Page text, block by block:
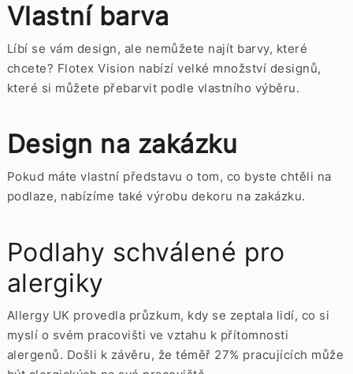
Vlastní barva
Líbí se vám design, ale nemůžete najít barvy, které
chcete? Flotex Vision nabízí velké množství designů,
které si můžete přebarvit podle vlastního výběru.
Design na zakázku
Pokud máte vlastní představu o tom, co byste chtěli na
podlaze, nabízíme také výrobu dekoru na zakázku.
Podlahy schválené pro
alergiky
Allergy UK provedla průzkum, kdy se zeptala lidí, co si
myslí o svém pracovišti ve vztahu k přítomnosti
alergenů. Došli k závěru, že téměř 27% pracujících může